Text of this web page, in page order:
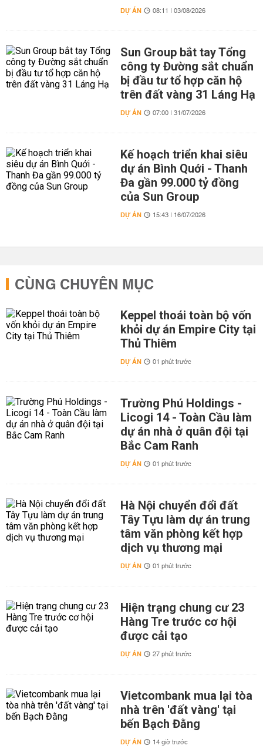
DỰ ÁN 08:11 | 03/08/2026
Sun Group bắt tay Tổng
công ty Đường sắt chuẩn
bị đầu tư tổ hợp căn hộ
trên đất vàng 31 Láng Hạ
DỰ ÁN 07:00 | 31/07/2026
Kế hoạch triển khai siêu
dự án Bình Quới - Thanh
Đa gần 99.000 tỷ đồng
của Sun Group
DỰ ÁN 15:43 | 16/07/2026
CÙNG CHUYÊN MỤC
Keppel thoái toàn bộ vốn
khỏi dự án Empire City tại
Thủ Thiêm
DỰ ÁN 01 phút trước
Trường Phú Holdings -
Licogi 14 - Toàn Cầu làm
dự án nhà ở quân đội tại
Bắc Cam Ranh
DỰ ÁN 01 phút trước
Hà Nội chuyển đổi đất
Tây Tựu làm dự án trung
tâm văn phòng kết hợp
dịch vụ thương mại
DỰ ÁN 01 phút trước
Hiện trạng chung cư 23
Hàng Tre trước cơ hội
được cải tạo
DỰ ÁN 27 phút trước
Vietcombank mua lại tòa
nhà trên 'đất vàng' tại
bến Bạch Đằng
DỰ ÁN 14 giờ trước